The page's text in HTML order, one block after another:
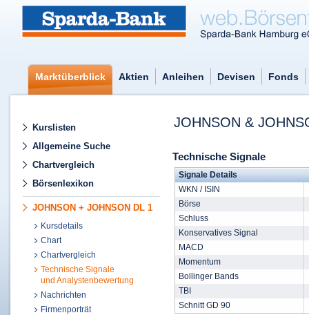
Marktüberblick Aktien Anleihen Devisen Fonds
Kurslisten
Allgemeine Suche
Chartvergleich
Börsenlexikon
JOHNSON + JOHNSON DL 1
Kursdetails
Chart
Chartvergleich
Technische Signale
und Analystenbewertung
Nachrichten
Firmenporträt
JOHNSON &
Technische Signale
Signale Details
WKN / ISIN
Börse
Schluss
Konservatives Signal
MACD
Momentum
Bollinger Bands
TBI
Schnitt GD 90